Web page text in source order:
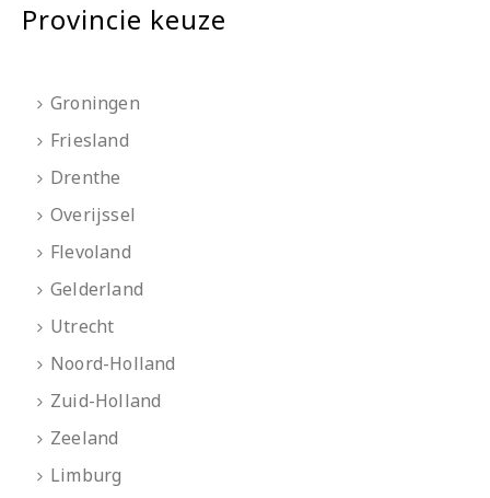
Provincie keuze
Groningen
Friesland
Drenthe
Overijssel
Flevoland
Gelderland
Utrecht
Noord-Holland
Zuid-Holland
Zeeland
Limburg